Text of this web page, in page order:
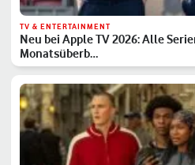
TV & ENTERTAINMENT
Neu bei Apple TV 2026: Alle
Monatsüberb…